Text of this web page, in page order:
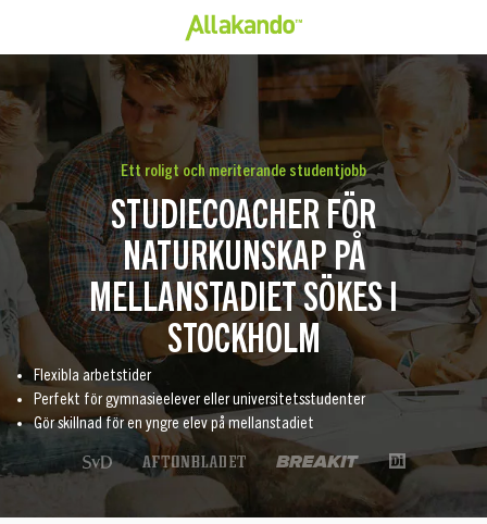
Ett roligt och meriterande studentjobb
STUDIECOACHER FÖR
NATURKUNSKAP PÅ
MELLANSTADIET SÖKES I
STOCKHOLM
Flexibla arbetstider
Perfekt för gymnasieelever eller universitetsstudenter
Gör skillnad för en yngre elev på mellanstadiet